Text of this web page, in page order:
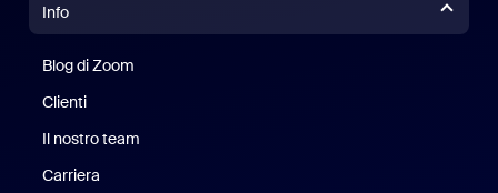
Info
Blog di Zoom
Clienti
Il nostro team
Carriera